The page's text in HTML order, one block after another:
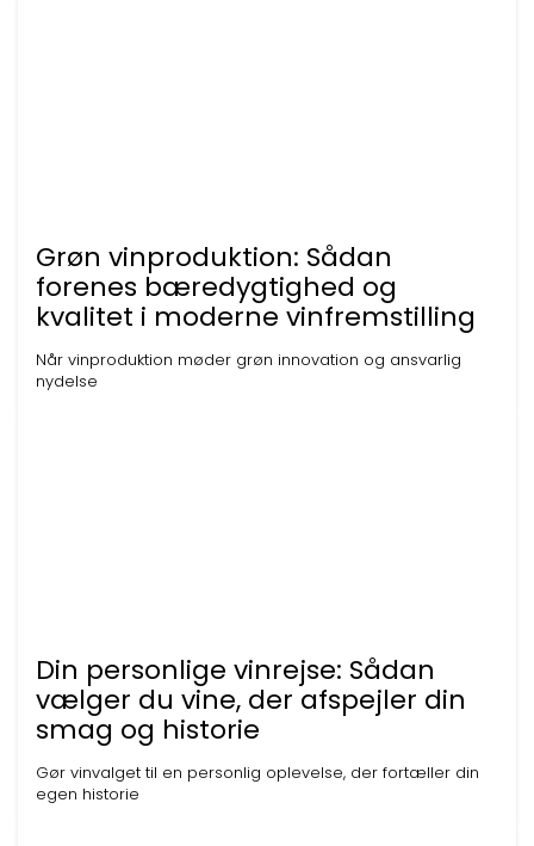
Grøn vinproduktion: Sådan
forenes bæredygtighed og
kvalitet i moderne vinfremstilling
Når vinproduktion møder grøn innovation og ansvarlig
nydelse
Din personlige vinrejse: Sådan
vælger du vine, der afspejler din
smag og historie
Gør vinvalget til en personlig oplevelse, der fortæller din
egen historie